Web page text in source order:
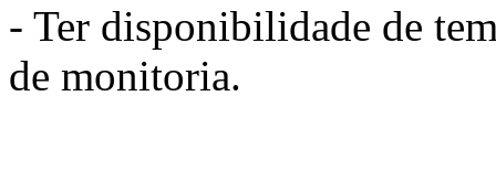
- Ter disponibilidade de
de monitoria.